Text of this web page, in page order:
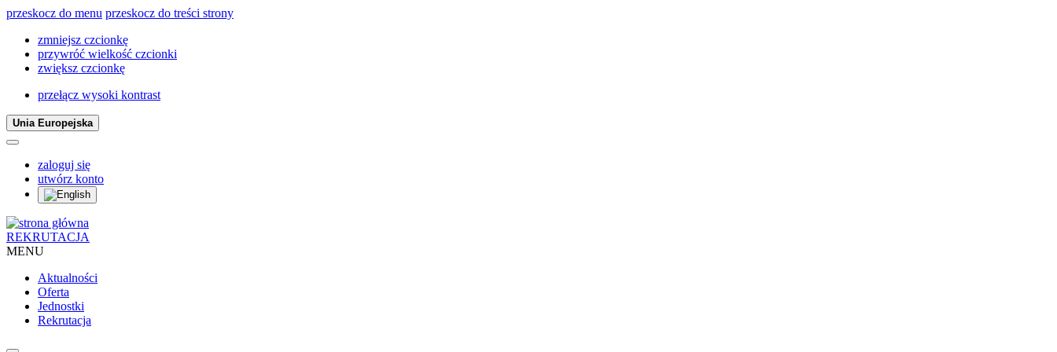
przeskocz do menu przeskocz do treści strony
zmniejsz czcionkę
przywróć wielkość czcionki
zwiększ czcionkę
przełącz wysoki kontrast
Unia Europejska
zaloguj się
utwórz konto
REKRUTACJA
MENU
Aktualności
Oferta
Jednostki
Rekrutacja